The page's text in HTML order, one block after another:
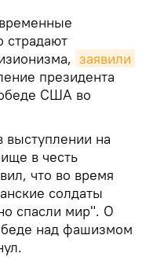
заявили
президента
США во
на
в честь
что во время
солдаты
спасли мир". О
над фашизмом